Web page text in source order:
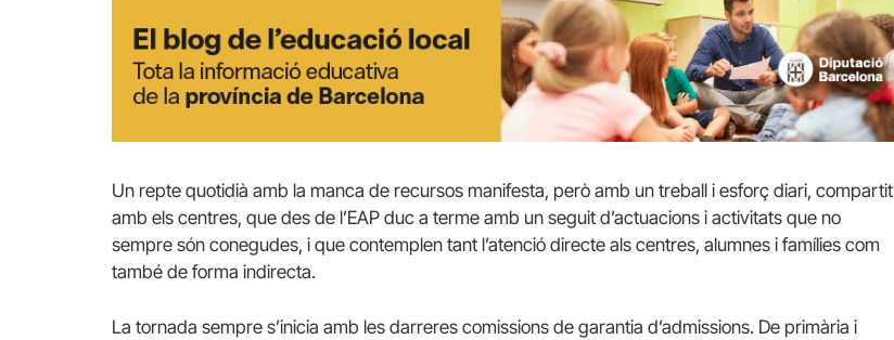
Un repte quotidià amb la manca de recursos manifesta, però amb un treball i esforç diari, compartit
amb els centres, que des de l’EAP duc a terme amb un seguit d’actuacions i activitats que no
sempre són conegudes, i que contemplen tant l’atenció directe als centres, alumnes i famílies com
també de forma indirecta.
La tornada sempre s’inicia amb les darreres comissions de garantia d’admissions. De primària i